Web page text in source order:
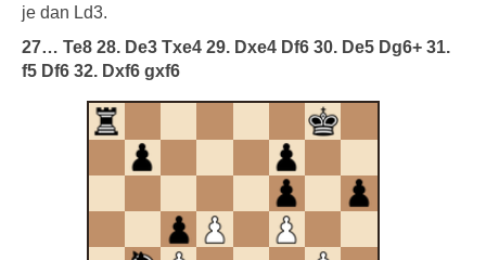
je dan Ld3.
27… Te8 28. De3 Txe4 29. Dxe4 Df6 30. De5 Dg6+ 31.
f5 Df6 32. Dxf6 gxf6